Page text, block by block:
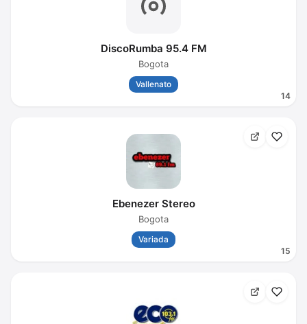
14
DiscoRumba 95.4 FM
Bogota
Vallenato
15
Ebenezer Stereo
Bogota
Variada